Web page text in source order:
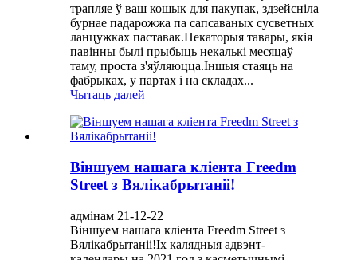
трапляе ў ваш кошык для пакупак, здзейсніла
бурнае падарожжа па сапсаваных сусветных
ланцужках паставак.Некаторыя тавары, якія
павінны былі прыбыць некалькі месяцаў
таму, проста з'яўляюцца.Іншыя стаяць на
фабрыках, у партах і на складах...
Чытаць далей
Віншуем нашага кліента Freedm
Street з Вялікабрытаніі!
адмінам 21-12-22
Віншуем нашага кліента Freedm Street з
Вялікабрытаніі!Іх калядныя адвэнт-